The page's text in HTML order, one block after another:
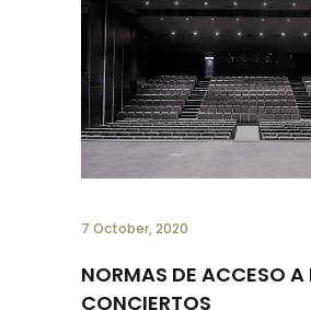
7 October, 2020
NORMAS DE ACCESO A
CONCIERTOS